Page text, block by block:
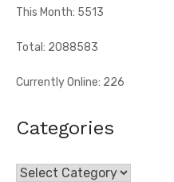
This Month: 5513
Total: 2088583
Currently Online: 226
Categories
Categories